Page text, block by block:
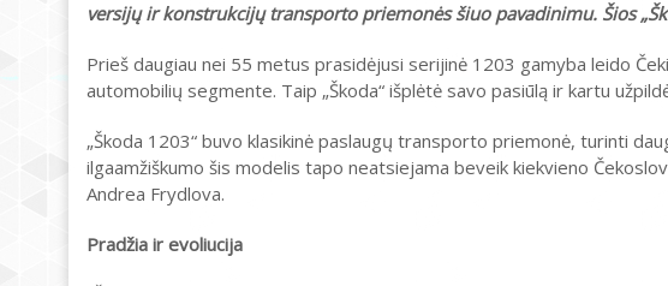
versijų ir konstrukcijų transporto priemonės šiuo pavadinimu. Šios
Prieš daugiau nei 55 metus prasidėjusi serijinė 1203 gamyba leido
automobilių segmente. Taip „Škoda“ išplėtė savo pasiūlą ir kartu
„Škoda 1203“ buvo klasikinė paslaugų transporto priemonė, turinti
ilgaamžiškumo šis modelis tapo neatsiejama beveik kiekvieno
Andrea Frydlova.
Pradžia ir evoliucija